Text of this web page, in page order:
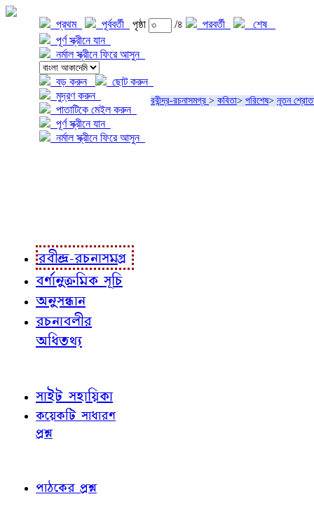
প্রথম পূর্ববর্তী পৃষ্ঠা /৪ পরবর্তী
শেষ
পূর্ণ স্ক্রীনে যান
নর্মাল স্ক্রীনে ফিরে আসুন
বড় করুন
ছোট করুন
মুদ্রণ করুন
পাতাটিকে মেইল করুন
পূর্ণ স্ক্রীনে যান
নর্মাল স্ক্রীনে ফিরে আসুন
রবীন্দ্র-রচনাসমগ্র > কবিতা> পরিশেষ> নূতন
রবীন্দ্র-রচনাসমগ্র
বর্ণানুক্রমিক সূচি
অনুসন্ধান
রচনাবলীর
অধিতথ্য
সাইট সহায়িকা
কয়েকটি সাধারণ
প্রশ্ন
পাঠকের প্রশ্ন